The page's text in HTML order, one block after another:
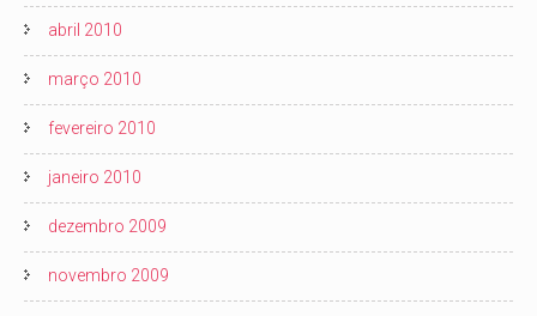
abril 2010
março 2010
fevereiro 2010
janeiro 2010
dezembro 2009
novembro 2009